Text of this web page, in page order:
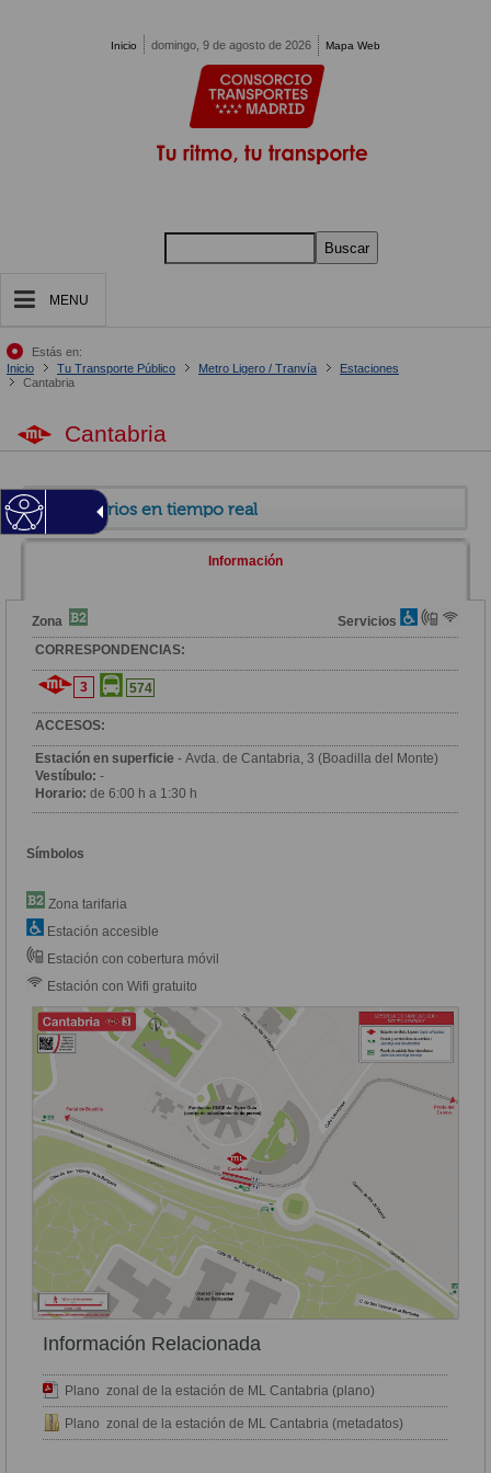
Inicio domingo, 9 de agosto de 2026 Mapa Web
Buscar
MENU
Estás en:
Inicio
Tu Transporte Público Metro Ligero / Tranvía
Estaciones
Cantabria
Cantabria
Horarios en tiempo real
Información
Zona
Servicios
CORRESPONDENCIAS:
3 574
ACCESOS:
Estación en superficie - Avda. de Cantabria, 3 (Boadilla del Monte)
Vestíbulo: -
Horario: de 6:00 h a 1:30 h
Símbolos
Zona tarifaria
Estación accesible
Estación con cobertura móvil
Estación con Wifi gratuito
Información Relacionada
Plano zonal de la estación de ML Cantabria (plano)
Plano zonal de la estación de ML Cantabria (metadatos)